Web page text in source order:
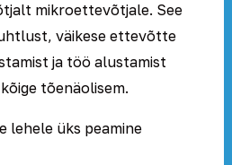
mikroettevõtjale. See
väikese ettevõtte
ja töö alustamist
tõenäolisem.
lehele üks peamine